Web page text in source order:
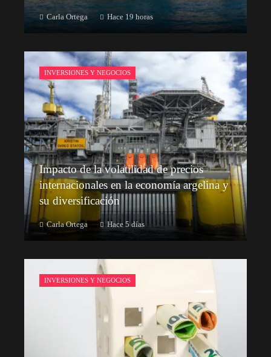
Carla Ortega Hace 19 horas
INVERSIONES Y NEGOCIOS
Impacto de la volatilidad de precios
internacionales en la economía argelina y
su diversificación
Carla Ortega Hace 5 días
INVERSIONES Y NEGOCIOS